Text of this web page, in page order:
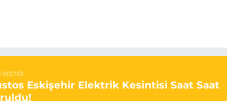
SEÇTIĞI
Eskişehir Elektrik Kesintisi Saat Saat